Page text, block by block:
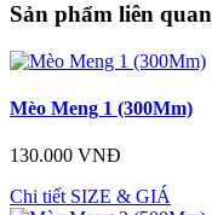
Sản phẩm liên quan
Mèo Meng 1 (300Mm)
130.000 VNĐ
Chi tiết SIZE & GIÁ